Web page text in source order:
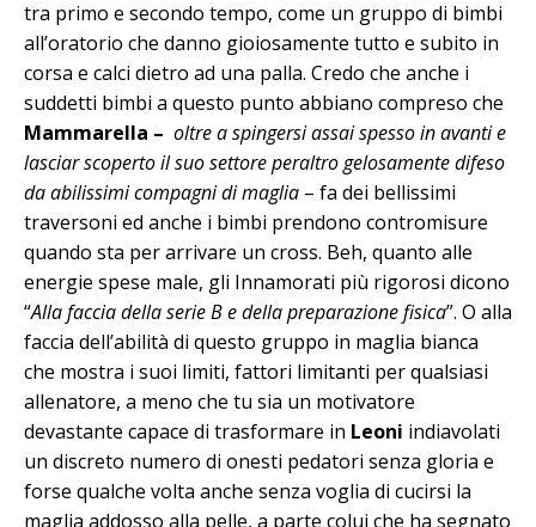
tra primo e secondo tempo, come un gruppo di bimbi
all’oratorio che danno gioiosamente tutto e subito in
corsa e calci dietro ad una palla. Credo che anche i
suddetti bimbi a questo punto abbiano compreso che
Mammarella – oltre a spingersi assai spesso in avanti e
lasciar scoperto il suo settore peraltro gelosamente difeso
da abilissimi compagni di maglia – fa dei bellissimi
traversoni ed anche i bimbi prendono contromisure
quando sta per arrivare un cross. Beh, quanto alle
energie spese male, gli Innamorati più rigorosi dicono
“Alla faccia della serie B e della preparazione fisica”. O alla
faccia dell’abilità di questo gruppo in maglia bianca
che mostra i suoi limiti, fattori limitanti per qualsiasi
allenatore, a meno che tu sia un motivatore
devastante capace di trasformare in Leoni indiavolati
un discreto numero di onesti pedatori senza gloria e
forse qualche volta anche senza voglia di cucirsi la
maglia addosso alla pelle, a parte colui che ha segnato